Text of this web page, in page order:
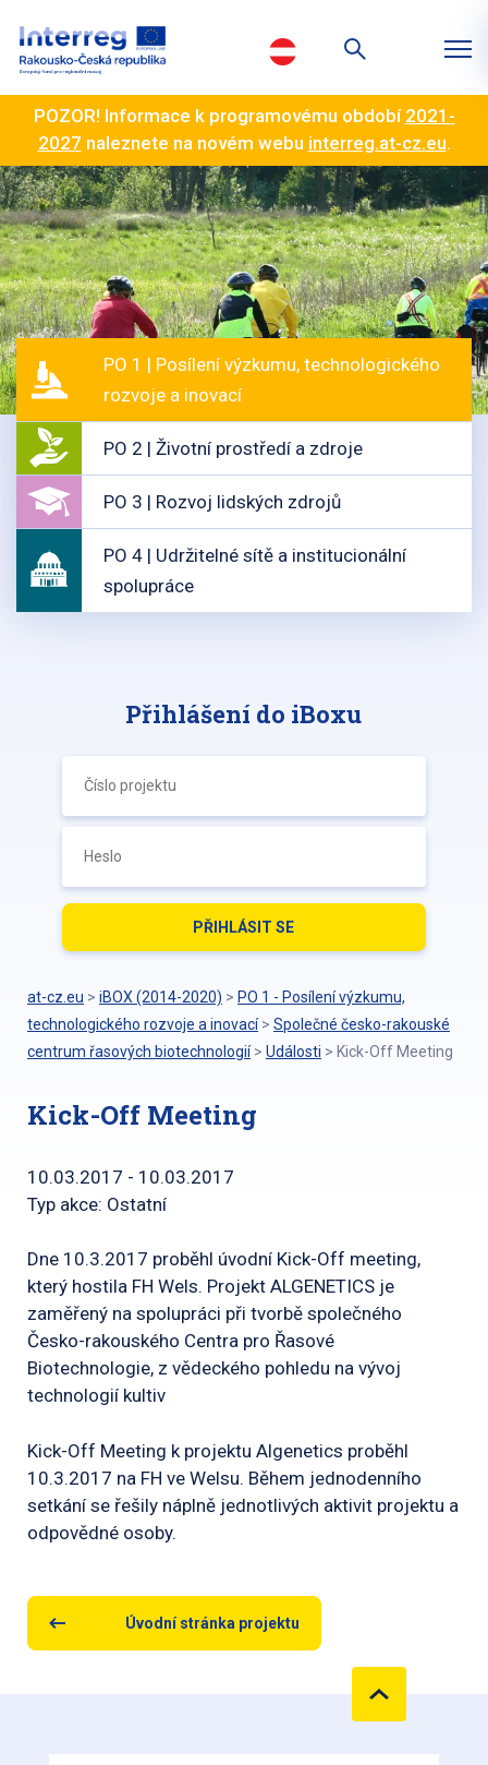
POZOR! Informace k programovému období 2021-
2027 naleznete na novém webu interreg.at-cz.eu.
PO 1 | Posílení výzkumu, technologického
rozvoje a inovací
PO 2 | Životní prostředí a zdroje
PO 3 | Rozvoj lidských zdrojů
PO 4 | Udržitelné sítě a institucionální
spolupráce
Přihlášení do iBoxu
at-cz.eu > iBOX (2014-2020) > PO 1 - Posílení výzkumu,
technologického rozvoje a inovací > Společné česko-rakouské
centrum řasových biotechnologií > Události > Kick-Off Meeting
Kick-Off Meeting
10.03.2017 - 10.03.2017
Typ akce: Ostatní
Dne 10.3.2017 proběhl úvodní Kick-Off meeting,
který hostila FH Wels. Projekt ALGENETICS je
zaměřený na spolupráci při tvorbě společného
Česko-rakouského Centra pro Řasové
Biotechnologie, z vědeckého pohledu na vývoj
technologií kultiv
Kick-Off Meeting k projektu Algenetics proběhl
10.3.2017 na FH ve Welsu. Během jednodenního
setkání se řešily náplně jednotlivých aktivit projektu a
odpovědné osoby.
Úvodní stránka projektu